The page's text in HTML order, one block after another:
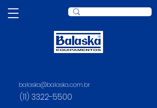
balaska@balaska.com.br
(11) 3322-5500